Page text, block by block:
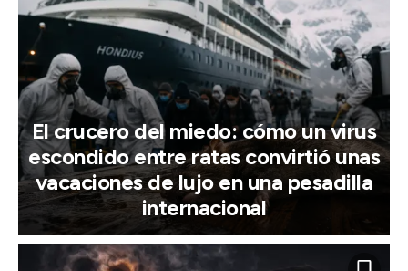
El crucero del miedo: cómo un virus
escondido entre ratas convirtió unas
vacaciones de lujo en una pesadilla
internacional